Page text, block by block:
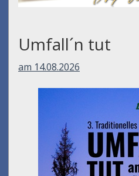
Umfall´n tut
am 14.08.2026